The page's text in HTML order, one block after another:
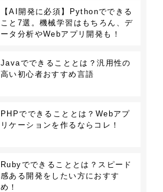
【AI開発に必須】Pythonでできる
こと7選。機械学習はもちろん、デ
ータ分析やWebアプリ開発も！
Javaでできることとは？汎用性の
高い初心者おすすめ言語
PHPでできることとは？Webアプ
リケーションを作るならコレ！
Rubyでできることとは？スピード
感ある開発をしたい方におすす
め！